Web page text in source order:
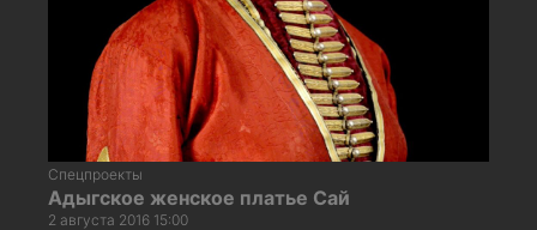
Спецпроекты
Адыгское женское платье Сай
2 августа 2016 15:00